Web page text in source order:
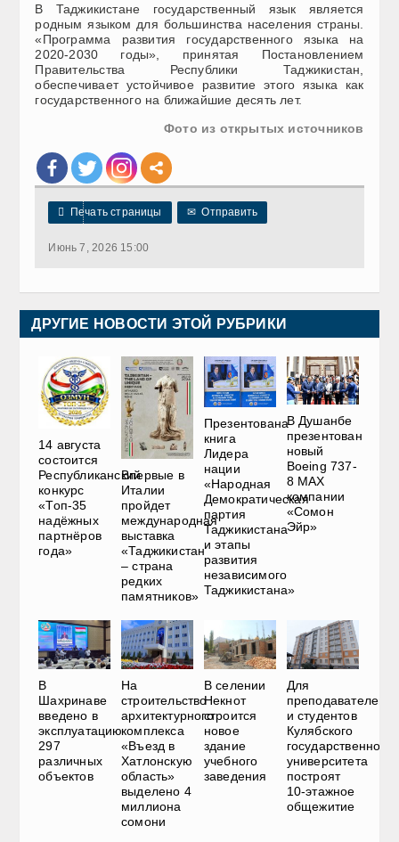
В Таджикистане государственный язык является
родным языком для большинства населения страны.
«Программа развития государственного языка на
2020-2030 годы», принятая Постановлением
Правительства Республики Таджикистан,
обеспечивает устойчивое развитие этого языка как
государственного на ближайшие десять лет.
Фото из открытых источников
 Печать страницы ✉ Отправить
Июнь 7, 2026 15:00
ДРУГИЕ НОВОСТИ ЭТОЙ РУБРИКИ
14 августа
состоится
Республиканский
конкурс
«Топ-35
надёжных
партнёров
года»
Впервые в
Италии
пройдет
международная
выставка
«Таджикистан
– страна
редких
памятников»
Презентована
книга
Лидера
нации
«Народная
Демократическая
партия
Таджикистана
и этапы
развития
независимого
Таджикистана»
В Душанбе
презентован
новый
Boeing 737-
8 MAX
компании
«Сомон
Эйр»
В
Шахринаве
введено в
эксплуатацию
297
различных
объектов
На
строительство
архитектурного
комплекса
«Въезд в
Хатлонскую
область»
выделено 4
миллиона
сомони
В селении
Некнот
строится
новое
здание
учебного
заведения
Для
преподавателей
и студентов
Кулябского
государственного
университета
построят
10-этажное
общежитие